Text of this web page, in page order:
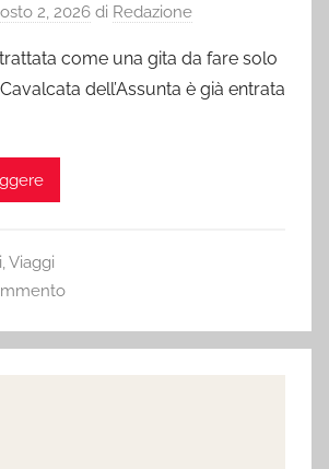
2, 2026 di Redazione
come una gita da fare solo
dell’Assunta è già entrata
,Viaggi